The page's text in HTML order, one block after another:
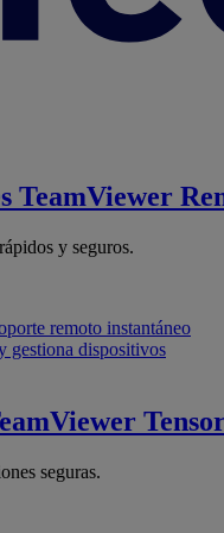
TeamViewer
y seguros.
remoto instantáneo
gestiona dispositivos
Tensor
seguras.